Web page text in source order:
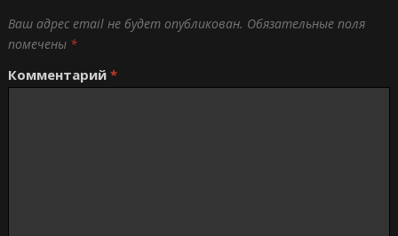
Ваш адрес email не будет опубликован. Обязательные поля
помечены *
Комментарий *